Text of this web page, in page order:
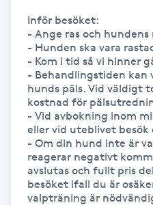
Hyperhidros
Hypnos
Hårborttagning
Hårbottenbehandling
Hårförlängning
Inför besöket:
- Ange ras och
- Hunden ska vara
- Kom i tid så vi hinner
- Behandlingstiden kan
hunds päls. Vid väldigt
kostnad för
- Vid avbokning inom
eller vid uteblivet
- Om din hund inte är
reagerar negativt
avslutas och fullt pris
besöket ifall du är
valpträning är